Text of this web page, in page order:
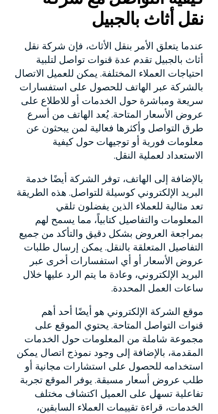
نقل أثاث بالجبيل
عندما يتعلق الأمر بنقل الأثاث، فإن شركة نقل
أثاث بالجبيل تقدم عدة قنوات تواصل لتلبية
احتياجات العملاء المختلفة. يمكن للعميل الاتصال
بالشركة عبر الهاتف للحصول على استفسارات
سريعة ومباشرة حول الخدمات أو للاطلاع على
عروض الأسعار المتاحة. يُعد الهاتف من أسرع
طرق التواصل وأكثرها فعالية لمن يبحثون عن
معلومات فورية أو توجيهات حول كيفية
الاستعداد لعملية النقل.
بالإضافة إلى الهاتف، توفر الشركة أيضًا خدمة
البريد الإلكتروني كوسيلة للتواصل. هذه الطريقة
تعد مثالية للعملاء الذين يفضلون تلقي
المعلومات والتفاصيل كتابياً، مما يسمح لهم
بمراجعة العروض بشكل دقيق والتأكد من جميع
التفاصيل المتعلقة بالنقل. يمكن إرسال طلبات
عروض الأسعار أو أي استفسارات أخرى عبر
البريد الإلكتروني، وعادة ما يتم الرد عليها خلال
ساعات العمل المحددة.
موقع الشركة الإلكتروني هو أيضًا أحد أهم
قنوات التواصل المتاحة. يحتوي الموقع على
مجموعة شاملة من المعلومات حول الخدمات
المقدمة، بالإضافة إلى وجود نموذج اتصال يمكن
استخدامه للحصول على استشارات مجانية أو
طلب عروض أسعار مسبقة. يوفر الموقع تجربة
تفاعلية تسهل على العميل اكتشاف مختلف
الخدمات، قراءة تقييمات العملاء السابقين،